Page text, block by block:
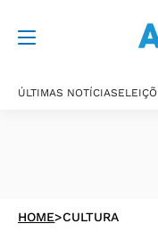
ÚLTIMAS NOTÍCIAS
HOME>CULTURA